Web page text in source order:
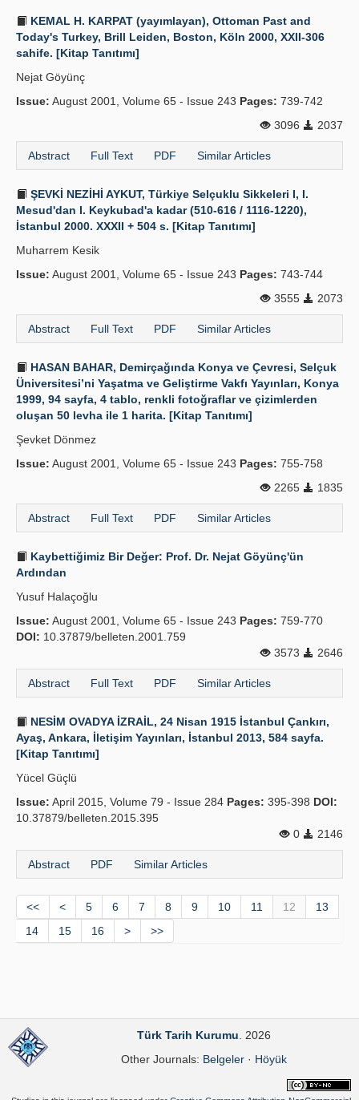
KEMAL H. KARPAT (yayımlayan), Ottoman Past and
Today's Turkey, Brill Leiden, Boston, Köln 2000, XXII-306
sahife. [Kitap Tanıtımı]
Nejat Göyünç
Issue: August 2001, Volume 65 - Issue 243 Pages: 739-742
3096
2037
Abstract Full Text PDF Similar Articles
ŞEVKİ NEZİHİ AYKUT, Türkiye Selçuklu Sikkeleri I, I.
Mesud'dan I. Keykubad'a kadar (510-616 / 1116-1220),
İstanbul 2000. XXXII + 504 s. [Kitap Tanıtımı]
Muharrem Kesik
Issue: August 2001, Volume 65 - Issue 243 Pages: 743-744
3555
2073
Abstract Full Text PDF Similar Articles
HASAN BAHAR, Demirçağında Konya ve Çevresi, Selçuk
Üniversitesi’ni Yaşatma ve Geliştirme Vakfı Yayınları, Konya
1999, 94 sayfa, 4 tablo, renkli fotoğraflar ve çizimlerden
oluşan 50 levha ile 1 harita. [Kitap Tanıtımı]
Şevket Dönmez
Issue: August 2001, Volume 65 - Issue 243 Pages: 755-758
2265
1835
Abstract Full Text PDF Similar Articles
Kaybettiğimiz Bir Değer: Prof. Dr. Nejat Göyünç'ün
Ardından
Yusuf Halaçoğlu
Issue: August 2001, Volume 65 - Issue 243 Pages: 759-770
DOI: 10.37879/belleten.2001.759
3573
2646
Abstract Full Text PDF Similar Articles
NESİM OVADYA İZRAİL, 24 Nisan 1915 İstanbul Çankırı,
Ayaş, Ankara, İletişim Yayınları, İstanbul 2013, 584 sayfa.
[Kitap Tanıtımı]
Yücel Güçlü
Issue: April 2015, Volume 79 - Issue 284 Pages: 395-398 DOI:
10.37879/belleten.2015.395
0
2146
Abstract PDF Similar Articles
<< < 5 6 7 8 9 10 11 12
13
14
15 16 > >>
Türk Tarih Kurumu . 2026
Other Journals: Belgeler· Höyük